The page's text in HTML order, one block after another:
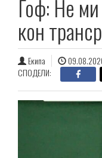
Гоф: Не
кон
Екипа
СПОДЕЛИ: